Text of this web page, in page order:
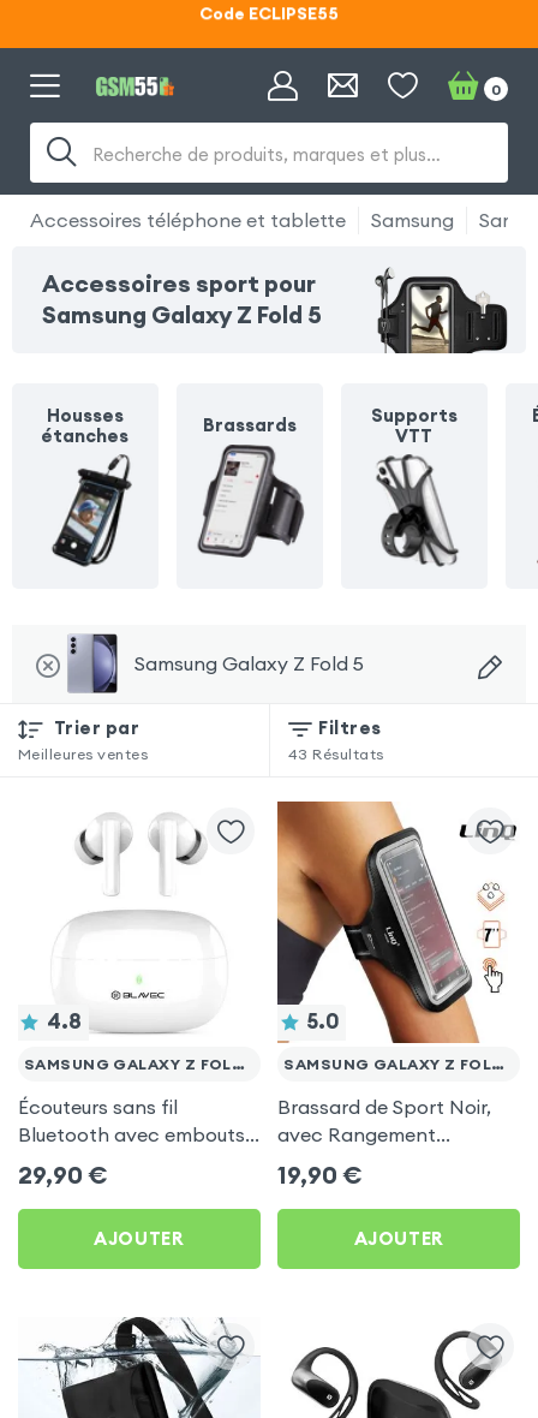
Code ECLIPSE55
Recherche de produits, marques et plus…
0
Accessoires téléphone et tablette Samsung
Accessoires sport pour
Samsung Galaxy Z Fold 5
Housses
étanches
Brassards
Supports
VTT
Samsung Galaxy Z Fold 5
Trier par
Meilleures ventes
Filtres
43 Résultats
4.8
SAMSUNG GALAXY Z FOLD 5
Écouteurs sans fil
Bluetooth avec embouts
intra-auriculaires - Blanc
pour Samsung Galaxy Z
Fold 5
29,90 €
AJOUTER
5.0
SAMSUNG GALAXY Z FOLD 5
Brassard de Sport Noir,
avec Rangement
Carte/clé LinQ pour
Samsung Galaxy Z Fold 5
19,90 €
AJOUTER